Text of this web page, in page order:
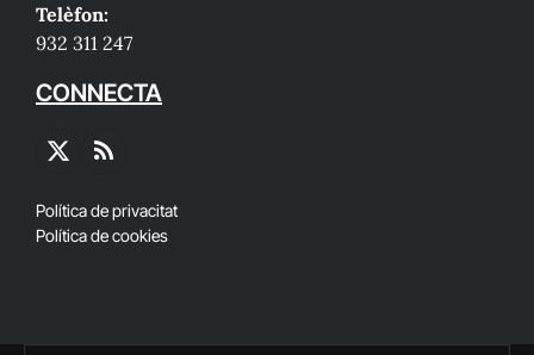
Telèfon:
932 311 247
CONNECTA
X
RSS
Política de privacitat
Política de cookies